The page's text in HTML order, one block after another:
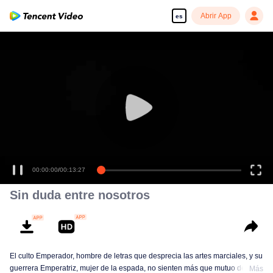
es Abrir App
00:00:00/00:13:27
Sin duda entre nosotros
El culto Emperador, hombre de letras que desprecia las artes marciales, y su
guerrera Emperatriz, mujer de la espada, no sienten más que mutuo desdén
Más